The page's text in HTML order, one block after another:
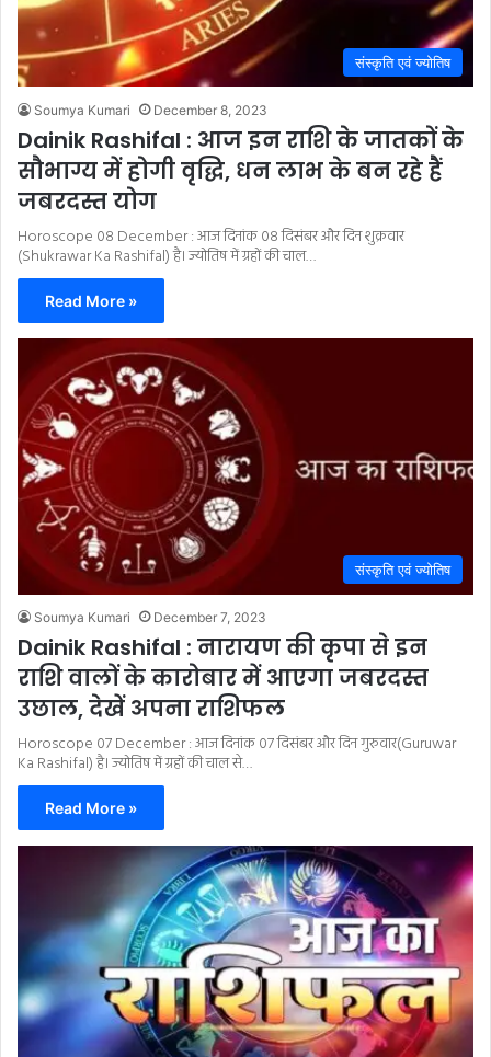
संस्कृति एवं ज्योतिष
Soumya Kumari December 8, 2023
Dainik Rashifal : आज इन राशि के जातकों के
सौभाग्य में होगी वृद्धि, धन लाभ के बन रहे हैं
जबरदस्त योग
Horoscope 08 December : आज दिनांक 08 दिसंबर और दिन शुक्रवार
(Shukrawar Ka Rashifal) है। ज्योतिष में ग्रहों की चाल…
Read More »
संस्कृति एवं ज्योतिष
Soumya Kumari December 7, 2023
Dainik Rashifal : नारायण की कृपा से इन
राशि वालों के कारोबार में आएगा जबरदस्त
उछाल, देखें अपना राशिफल
Horoscope 07 December : आज दिनांक 07 दिसंबर और दिन गुरुवार(Guruwar
Ka Rashifal) है। ज्योतिष में ग्रहों की चाल से…
Read More »